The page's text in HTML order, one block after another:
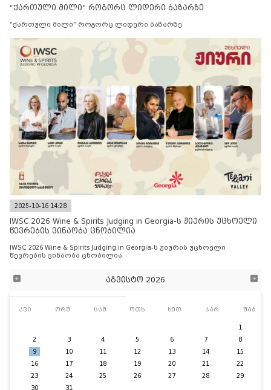
“ქართული მილი” როგორც ლიდერი ბაზარზე
“ქართული მილი” როგორც ლიდერი ბაზარზე
2025-10-16 14:28
IWSC 2026 Wine & Spirits Judging in Georgia-ს ჟიურის უცხოელი
წევრების ვინაობა ცნობილია
IWSC 2026 Wine & Spirits Judging in Georgia-ს ჟიურის უცხოელი
წევრების ვინაობა ცნობილია
აგვისტო 2026
კვი ორშ სამ ოთხ ხუთ პარ შაბ
1
2
3 4 5 6 7
8
9
10 11 12 13 14
15
16
17 18 19 20 21
22
23
24 25 26 27 28
29
30
31